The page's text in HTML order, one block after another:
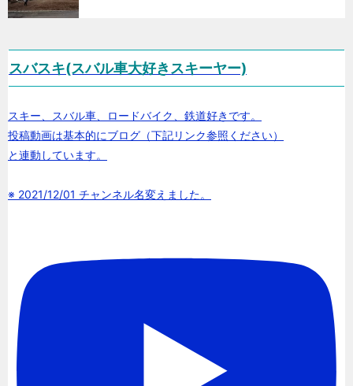
スバスキ(スバル車大好きスキーヤー)
スキー、スバル車、ロードバイク、鉄道好きです。
投稿動画は基本的にブログ（下記リンク参照ください）
と連動しています。
※ 2021/12/01 チャンネル名変えました。